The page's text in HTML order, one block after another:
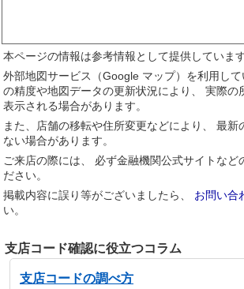
本ページの情報は参考情報として提供しています
外部地図サービス（Google マップ）を利用し
の精度や地図データの更新状況により、 実際の
表示される場合があります。
また、店舗の移転や住所変更などにより、 最新
ない場合があります。
ご来店の際には、 必ず金融機関公式サイトなど
ださい。
掲載内容に誤り等がございましたら、 お問い合
い。
支店コード確認に役立つコラム
支店コードの調べ方